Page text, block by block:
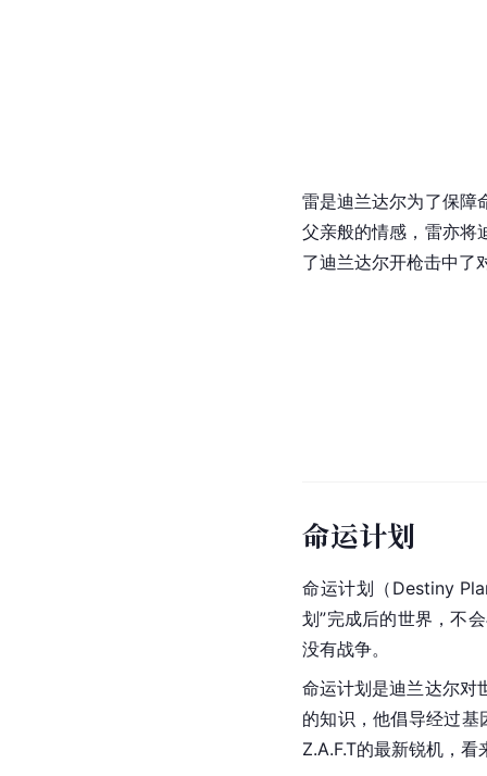
雷是迪兰达尔为了保障
父亲般的情感，雷亦将
了迪兰达尔开枪击中了
命运计划
命运计划（ Destiny
划”完成后的世界，不
没有战争。
命运计划是迪兰达尔对
的知识，他倡导经过
Z.A.F.T的最新锐机，